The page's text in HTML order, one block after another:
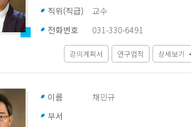
직위(직급)
교수
전화번호
031-330-6491
강의계획서 연구업적 상세보기
이름
채민규
부서